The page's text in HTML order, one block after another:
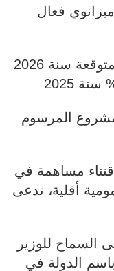
فعال
جدير بالذكر إلى أن نسبة النمو المتوقعة سنة 2026
المرسوم
مساهمة في
أقلية، تدعى
السماح للوزير
باسم الدولة في